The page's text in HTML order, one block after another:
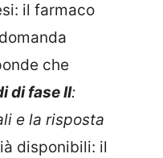
il farmaco
che
di fase II:
e la risposta
disponibili: il